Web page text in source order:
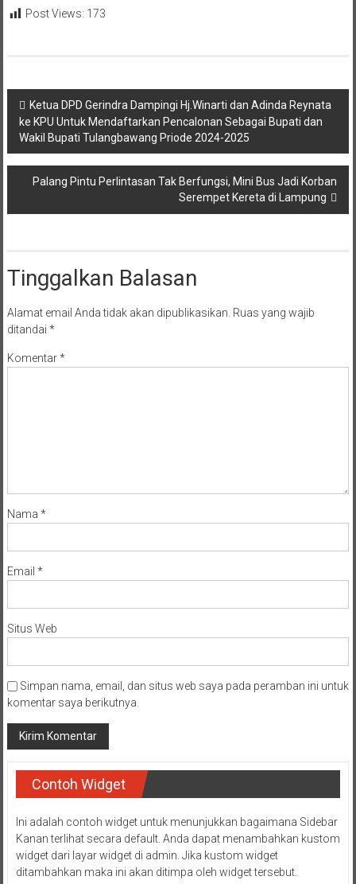
Post Views: 173
Navigasi
pos
Ketua DPD Gerindra Dampingi Hj.Winarti dan Adinda Reynata
ke KPU Untuk Mendaftarkan Pencalonan Sebagai Bupati dan
Wakil Bupati Tulangbawang Priode 2024-2025
Palang Pintu Perlintasan Tak Berfungsi, Mini Bus Jadi Korban
Serempet Kereta di Lampung
Tinggalkan Balasan
Alamat email Anda tidak akan dipublikasikan. Ruas yang wajib
ditandai *
Komentar*
Nama *
Email *
Situs Web
Simpan nama, email, dan situs web saya pada peramban ini untuk
komentar saya berikutnya.
Contoh Widget
Ini adalah contoh widget untuk menunjukkan bagaimana Sidebar
Kanan terlihat secara default. Anda dapat menambahkan kustom
widget dari layar widget di admin. Jika kustom widget
ditambahkan maka ini akan ditimpa oleh widget tersebut.